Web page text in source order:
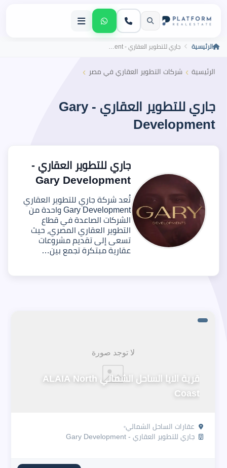
الرئيسية جاري للتطوير العقاري - Gary Development
الرئيسية › شركات التطوير العقاري في مصر ›
جاري للتطوير العقاري - Gary
Development
جاري للتطوير العقاري -
Gary Development
تُعد شركة جاري للتطوير العقاري
Gary Development واحدة من
الشركات الصاعدة في قطاع
التطوير العقاري المصري، حيث
تسعى إلى تقديم مشروعات
عقارية مبتكرة تجمع بين…
قرية الايا الساحل الشمالي ALAIA North
Coast
عقارات الساحل الشمالي
جاري للتطوير العقاري - Gary Development